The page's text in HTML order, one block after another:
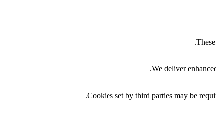
We deliver
Cookies set by third parties may be